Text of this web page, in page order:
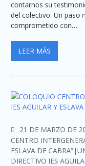
contarnos su
del colectivo. Un paso
comprometido con…
LEER MÁS
21 DE MARZO DE
CENTRO
ESLAVA DE CABRA”
DIRECTIVO IES